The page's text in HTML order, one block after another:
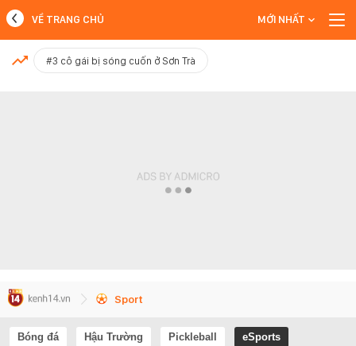
MỚI NHẤT
VỀ TRANG CHỦ MỚI NHẤT
#3 cô gái bị sóng cuốn ở Sơn Trà
Sport
Bóng đá Hậu Trường Pickleball eSports